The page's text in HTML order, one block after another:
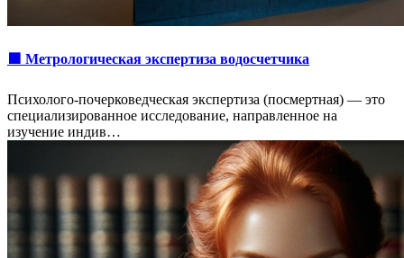
🟩 Метрологическая экспертиза водосчетчика
Психолого-почерковедческая экспертиза (посмертная) — это
специализированное исследование, направленное на
изучение индив…